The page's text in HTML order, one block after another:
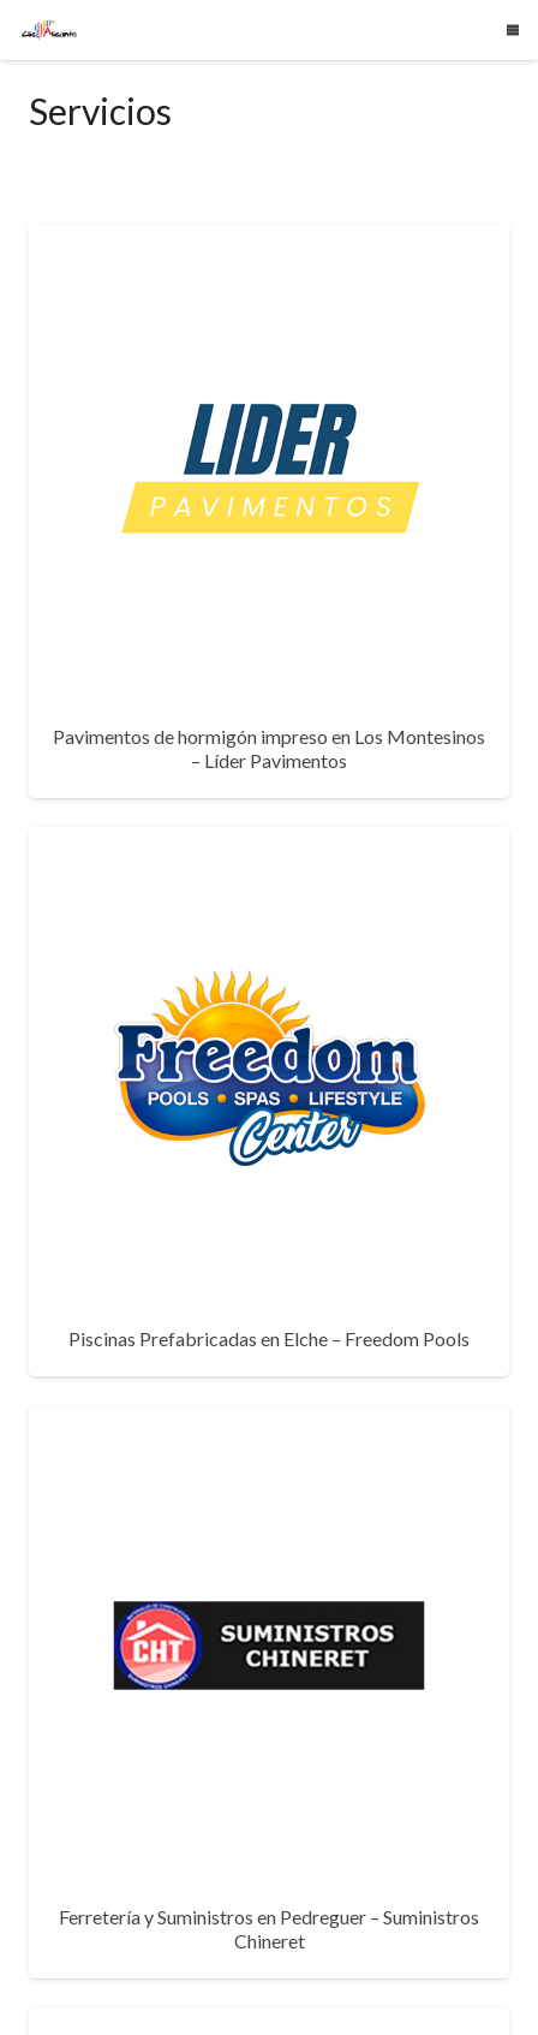
Servicios
Pavimentos de hormigón impreso en Los Montesinos
– Líder Pavimentos
Piscinas Prefabricadas en Elche – Freedom Pools
Ferretería y Suministros en Pedreguer – Suministros
Chineret